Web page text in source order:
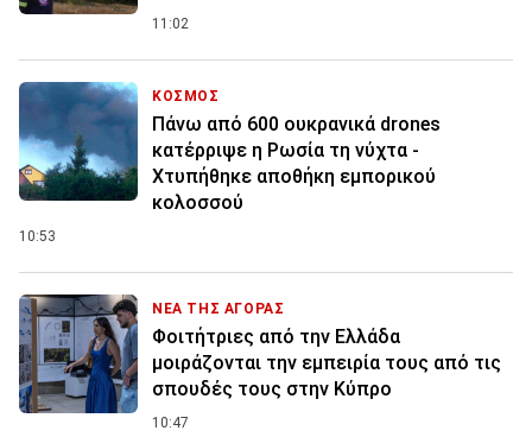
11:02
ΚΟΣΜΟΣ
Πάνω από 600 ουκρανικά drones
κατέρριψε η Ρωσία τη νύχτα -
Χτυπήθηκε αποθήκη εμπορικού
κολοσσού
10:53
ΝΕΑ ΤΗΣ ΑΓΟΡΑΣ
Φοιτήτριες από την Ελλάδα
μοιράζονται την εμπειρία τους από τις
σπουδές τους στην Κύπρο
10:47